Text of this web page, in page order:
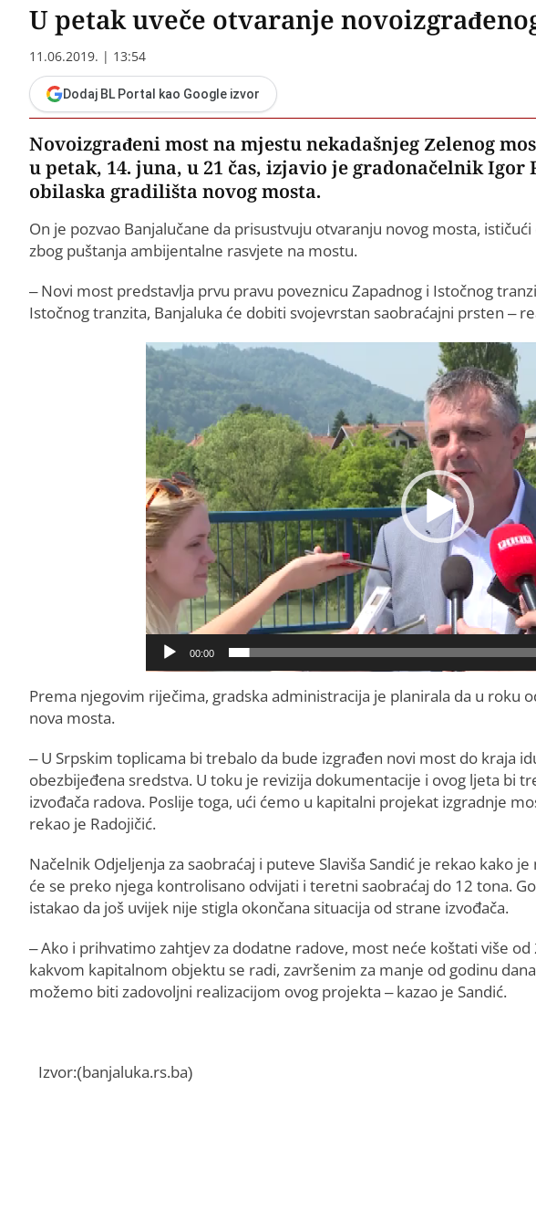
U petak uveče otvaranje
11.06.2019. | 13:54
Dodaj BL Portal kao Google izvor
Novoizgrađeni most na mjestu nekadašnjeg Zelenog
u petak, 14. juna, u 21 čas, izjavio je gradonačelnik Igor
obilaska gradilišta novog mosta.
On je pozvao Banjalučane da prisustvuju otvaranju novog mosta,
zbog puštanja ambijentalne rasvjete na mostu.
– Novi most predstavlja prvu pravu poveznicu Zapadnog i Istočnog
Istočnog tranzita, Banjaluka će dobiti svojevrstan saobraćajni prsten –
Video
Player
00:00
Prema njegovim riječima, gradska administracija je planirala da u roku
nova mosta.
– U Srpskim toplicama bi trebalo da bude izgrađen novi most do kraja
obezbijeđena sredstva. U toku je revizija dokumentacije i ovog ljeta bi
izvođača radova. Poslije toga, ući ćemo u kapitalni projekat izgradnje
rekao je Radojičić.
Načelnik Odjeljenja za saobraćaj i puteve Slaviša Sandić je rekao kako
će se preko njega kontrolisano odvijati i teretni saobraćaj do 12 tona.
istakao da još uvijek nije stigla okončana situacija od strane izvođača.
– Ako i prihvatimo zahtjev za dodatne radove, most neće koštati više
kakvom kapitalnom objektu se radi, završenim za manje od godinu
možemo biti zadovoljni realizacijom ovog projekta – kazao je Sandić.
Izvor:(banjaluka.rs.ba)